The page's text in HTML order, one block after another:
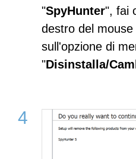
"SpyHunter", fai
destro del
sull'opzione di
"Disinstalla/